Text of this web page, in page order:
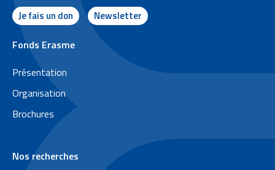
Je fais un don Newsletter
P
i
e
d
e
Fonds Erasme
Présentation
Organisation
Brochures
Nos recherches